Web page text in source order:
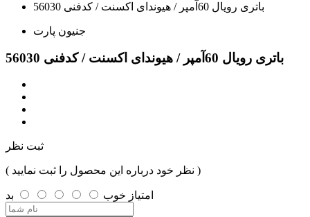
باتری رویال 60آمپر / هیوندای اکسنت / کدفنی 56030
جنیون پارت
باتری رویال 60آمپر / هیوندای اکسنت / کدفنی 56030
ثبت نظر
( نظر خود درباره این محصول را ثبت نمایید )
امتیاز خوب بد